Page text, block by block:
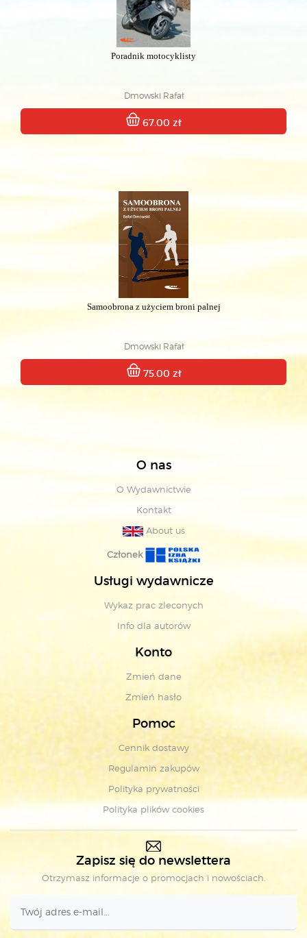
Poradnik motocyklisty
Dmowski Rafał
67.00 zł
Samoobrona z użyciem broni palnej
Dmowski Rafał
75.00 zł
O nas
O Wydawnictwie
Kontakt
About us
Członek
Usługi wydawnicze
Wykaz prac zleconych
Info dla autorów
Konto
Zmień dane
Zmień hasło
Pomoc
Cennik dostawy
Regulamin zakupów
Polityka prywatności
Polityka plików cookies
Zapisz się do newslettera
Otrzymasz informacje o promocjach i nowościach.